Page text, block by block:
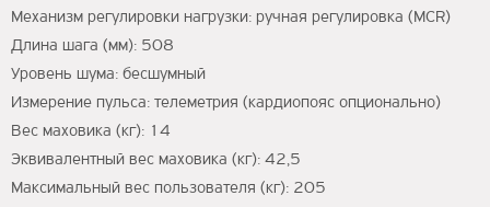
Механизм регулировки нагрузки: ручная регулировка (MCR)
Длина шага (мм): 508
Уровень шума: бесшумный
Измерение пульса: телеметрия (кардиопояс опционально)
Вес маховика (кг): 14
Эквивалентный вес маховика (кг): 42,5
Максимальный вес пользователя (кг): 205